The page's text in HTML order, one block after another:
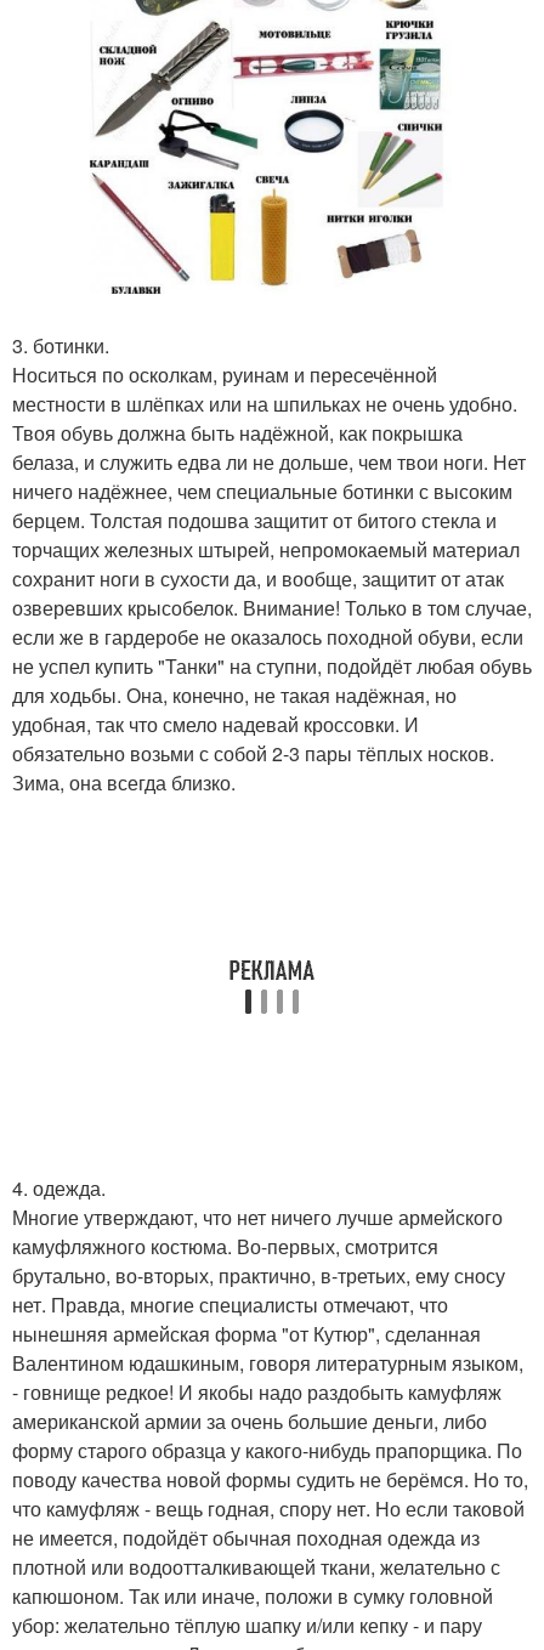
3. ботинки.
Носиться по осколкам, руинам и пересечённой
местности в шлёпках или на шпильках не очень удобно.
Твоя обувь должна быть надёжной, как покрышка
белаза, и служить едва ли не дольше, чем твои ноги. Нет
ничего надёжнее, чем специальные ботинки с высоким
берцем. Толстая подошва защитит от битого стекла и
торчащих железных штырей, непромокаемый материал
сохранит ноги в сухости да, и вообще, защитит от атак
озверевших крысобелок. Внимание! Только в том случае,
если же в гардеробе не оказалось походной обуви, если
не успел купить "Танки" на ступни, подойдёт любая обувь
для ходьбы. Она, конечно, не такая надёжная, но
удобная, так что смело надевай кроссовки. И
обязательно возьми с собой 2-3 пары тёплых носков.
Зима, она всегда близко.
4. одежда.
Многие утверждают, что нет ничего лучше армейского
камуфляжного костюма. Во-первых, смотрится
брутально, во-вторых, практично, в-третьих, ему сносу
нет. Правда, многие специалисты отмечают, что
нынешняя армейская форма "от Кутюр", сделанная
Валентином юдашкиным, говоря литературным языком,
- говнище редкое! И якобы надо раздобыть камуфляж
американской армии за очень большие деньги, либо
форму старого образца у какого-нибудь прапорщика. По
поводу качества новой формы судить не берёмся. Но то,
что камуфляж - вещь годная, спору нет. Но если таковой
не имеется, подойдёт обычная походная одежда из
плотной или водоотталкивающей ткани, желательно с
капюшоном. Так или иначе, положи в сумку головной
убор: желательно тёплую шапку и/или кепку - и пару